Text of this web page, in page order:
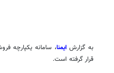
به گزارشایمنا، سامانه یکپارچه
قرار گرفته است.